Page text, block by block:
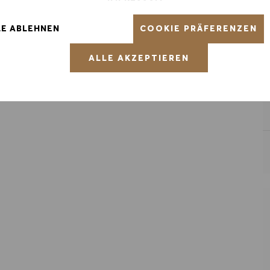
COOKIE PRÄFERENZEN
ABLEHNEN
ALLE AKZEPTIEREN